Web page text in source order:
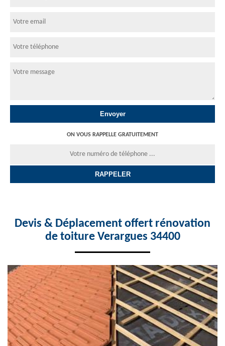
ON VOUS RAPPELLE GRATUITEMENT
Devis & Déplacement offert rénovation
de toiture Verargues 34400